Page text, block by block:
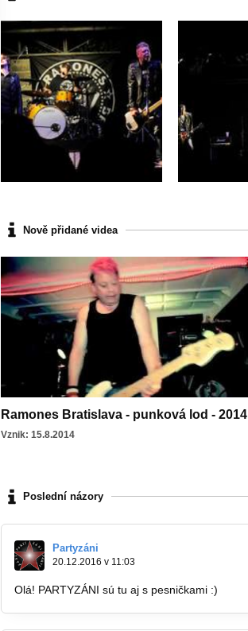
Nově přidané videa
Ramones Bratislava - punková lod - 2014
Vznik: 15.8.2014
Poslední názory
Partyzáni
20.12.2016 v 11:03
Olá! PARTYZÁNI sú tu aj s pesničkami :)